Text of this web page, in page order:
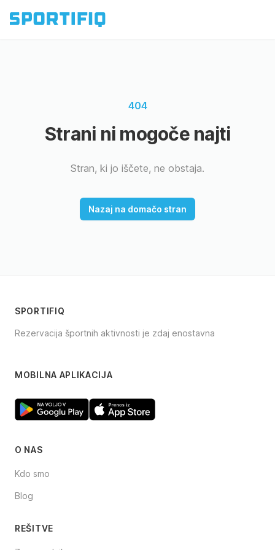
404
Strani ni mogoče najti
Stran, ki jo iščete, ne obstaja.
Nazaj na domačo stran
SPORTIFIQ
Rezervacija športnih aktivnosti je zdaj enostavna
MOBILNA APLIKACIJA
O NAS
Kdo smo
Blog
REŠITVE